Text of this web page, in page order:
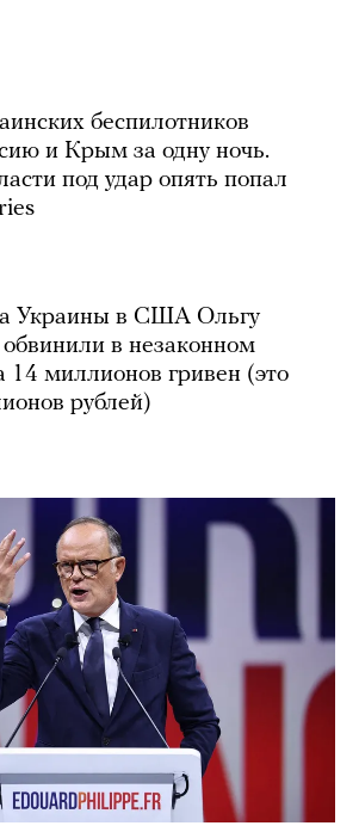
беспилотников
и Крым за одну ночь.
под удар опять попал
Украины в США Ольгу
в незаконном
14 миллионов гривен (это
рублей)